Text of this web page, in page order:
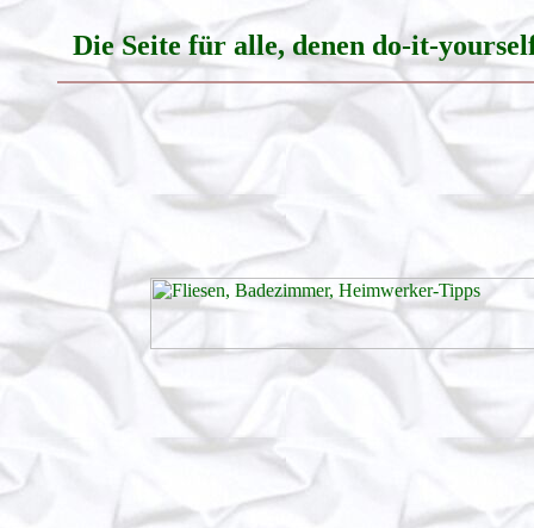
Die Seite für alle, denen do-it-